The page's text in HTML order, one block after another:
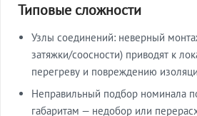
Типовые сложности
Узлы соединений: неверный
затяжки/соосности) приводят к
перегреву и повреждению
Неправильный подбор номинала
габаритам — недобор или